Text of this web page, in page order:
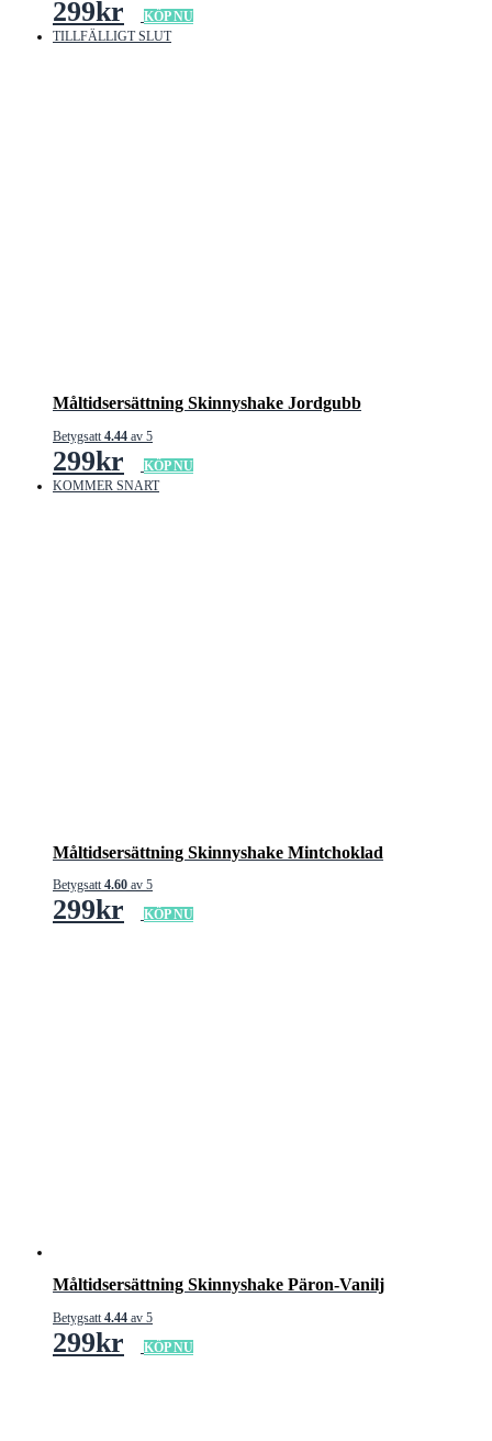
299kr
KÖP NU
TILLFÄLLIGT SLUT
Måltidsersättning Skinnyshake Jordgubb
Betygsatt 4.44 av 5
299kr
KÖP NU
KOMMER SNART
Måltidsersättning Skinnyshake Mintchoklad
Betygsatt4.60 av 5
299kr KÖP NU
Måltidsersättning Skinnyshake Päron-Vanilj
Betygsatt 4.44 av 5
299kr KÖP NU